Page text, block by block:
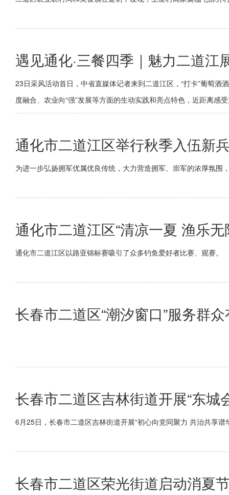
遇见通化·三餐四季｜魅力二道江
23日采风活动首日，中省直媒体记者来到二道江区，“打卡”葡萄
度融合、农业向“强”发展等方面的生动实践和亮点特色，近距离感
通化市二道江区举行秋季入伍新
为进一步弘扬拥军优属优良传统，大力营造拥军、崇军的浓厚氛
通化市二道江区“清凉一夏 渔乐
通化市二道江区以路亚锦标赛吸引了众多钓鱼爱好者比赛、观赛。
长春市二道区“潮汐窗口”服务群
长春市二道区吉林街道开展“东城
6月25日，长春市二道区吉林街道开展“初心向党同聚力 共治共享谱
长春市二道区荣光街道启动消夏